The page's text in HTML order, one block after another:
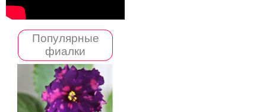
Популярные
фиалки